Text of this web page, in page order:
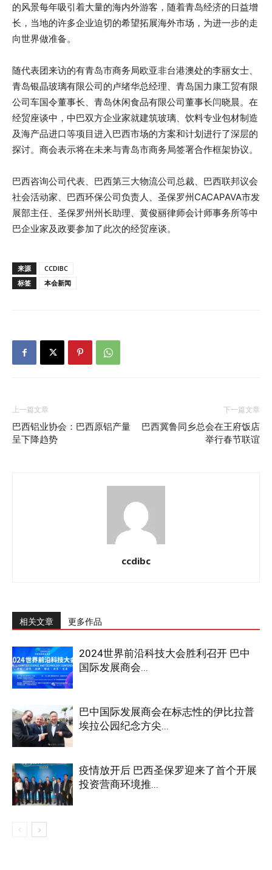
的风景每年吸引着大量的海内外游客，随着青岛经济的日益增
长，当地的许多企业迫切的希望拓展海外市场，为进一步的走
向世界做准备。
随代表团来访的有青岛市商务局欧亚非台港澳处的李丽女士、
青岛银晶玻璃有限公司的卢绪华总经理、青岛国力康工贸有限
公司车国令董事长、青岛休闲食品有限公司董事长闫晓晨。在
经贸座谈中，中巴双方企业家就建筑玻璃、饮料专业包材制造
及海产品进口等项目进入巴西市场的方案和计划进行了深层的
探讨。商会表示将在未来与青岛市商务局签署合作框架协议。
巴西咨询公司代表、巴西第三大物流公司总裁、巴西联邦议会
社会活动家、巴西环保公司负责人、圣保罗州CACAPAVA市发
展部主任、圣保罗州州长助理、黄俊丽律师会计师事务所等中
巴企业家及政要参加了此次的经贸座谈。
来源
CCDIBC
标签
本会新闻
上一篇文章
巴西铝业协会：巴西原铝产量
呈下降趋势
下一篇文章
巴西冀鲁同乡总会在王府饭店
举行春节联谊
ccdibc
相关文章 更多作品
2024世界前沿科技大会胜利召开 巴中
国际发展商会...
巴中国际发展商会在标志性的伊比拉普
埃拉公园纪念方尖...
疫情放开后 巴西圣保罗迎来了首个开展
投资营商环境推...